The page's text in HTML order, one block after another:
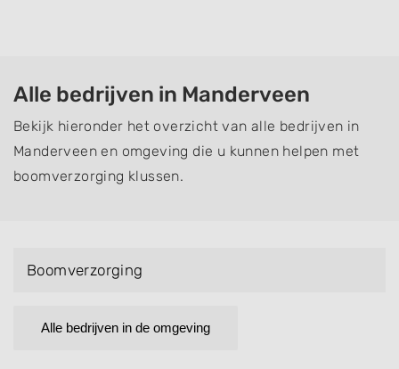
Alle bedrijven in Manderveen
Bekijk hieronder het overzicht van alle bedrijven in
Manderveen en omgeving die u kunnen helpen met
boomverzorging klussen.
Boomverzorging
Alle bedrijven in de omgeving